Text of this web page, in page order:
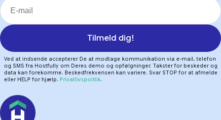
Tilmeld dig!
Ved at indsende accepterer De at modtage kommunikation via e-mail, telefon
og SMS fra Hostfully om Deres demo og opfølgninger. Takster for beskeder og
data kan forekomme. Beskedfrekvensen kan variere. Svar STOP for at afmelde
eller HELP for hjælp. Privatlivspolitik.